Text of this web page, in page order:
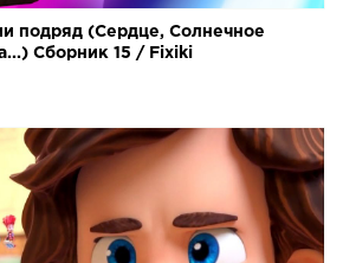
подряд (Сердце, Солнечное
Сборник 15 / Fixiki